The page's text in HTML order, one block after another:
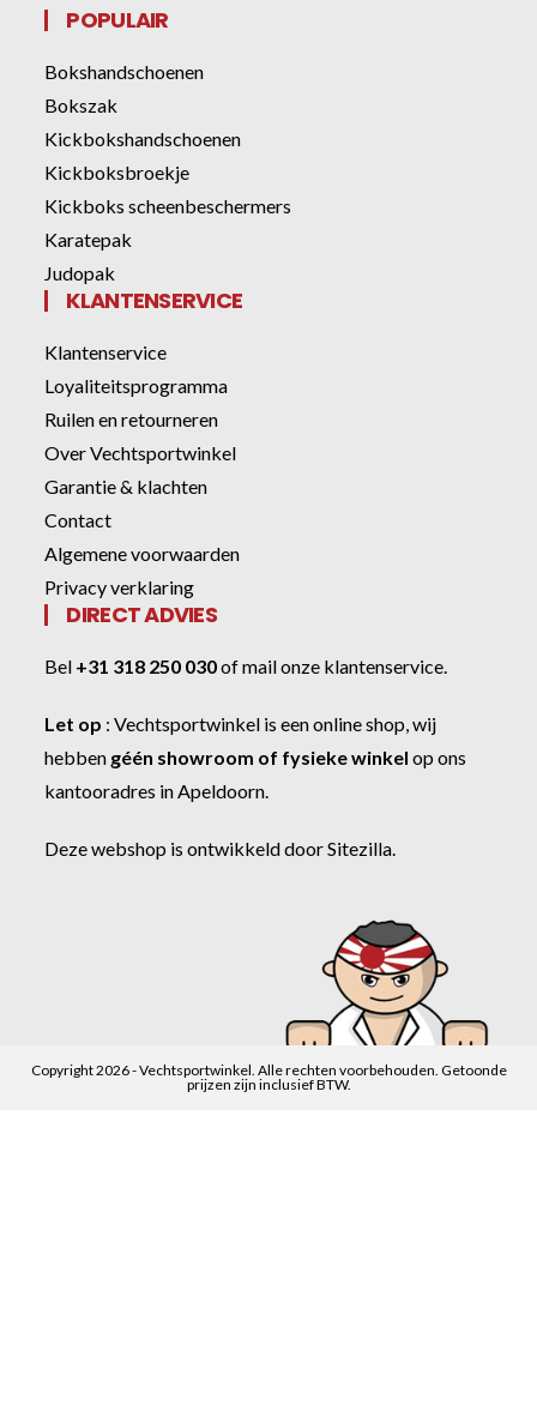
POPULAIR
Bokshandschoenen
Bokszak
Kickbokshandschoenen
Kickboksbroekje
Kickboks scheenbeschermers
Karatepak
Judopak
KLANTENSERVICE
Klantenservice
Loyaliteitsprogramma
Ruilen en retourneren
Over Vechtsportwinkel
Garantie & klachten
Contact
Algemene voorwaarden
Privacy verklaring
DIRECT ADVIES
Bel +31 318 250 030ofmail onze klantenservice
Let op :Vechtsportwinkel is een online shop, wij
hebben géén showroom of fysieke winkel op ons
kantooradres in Apeldoorn.
Deze webshop is ontwikkeld doorSitezilla
Copyright 2026 - Vechtsportwinkel. Alle rechten voorbehouden. Getoonde
prijzen zijn inclusief BTW.